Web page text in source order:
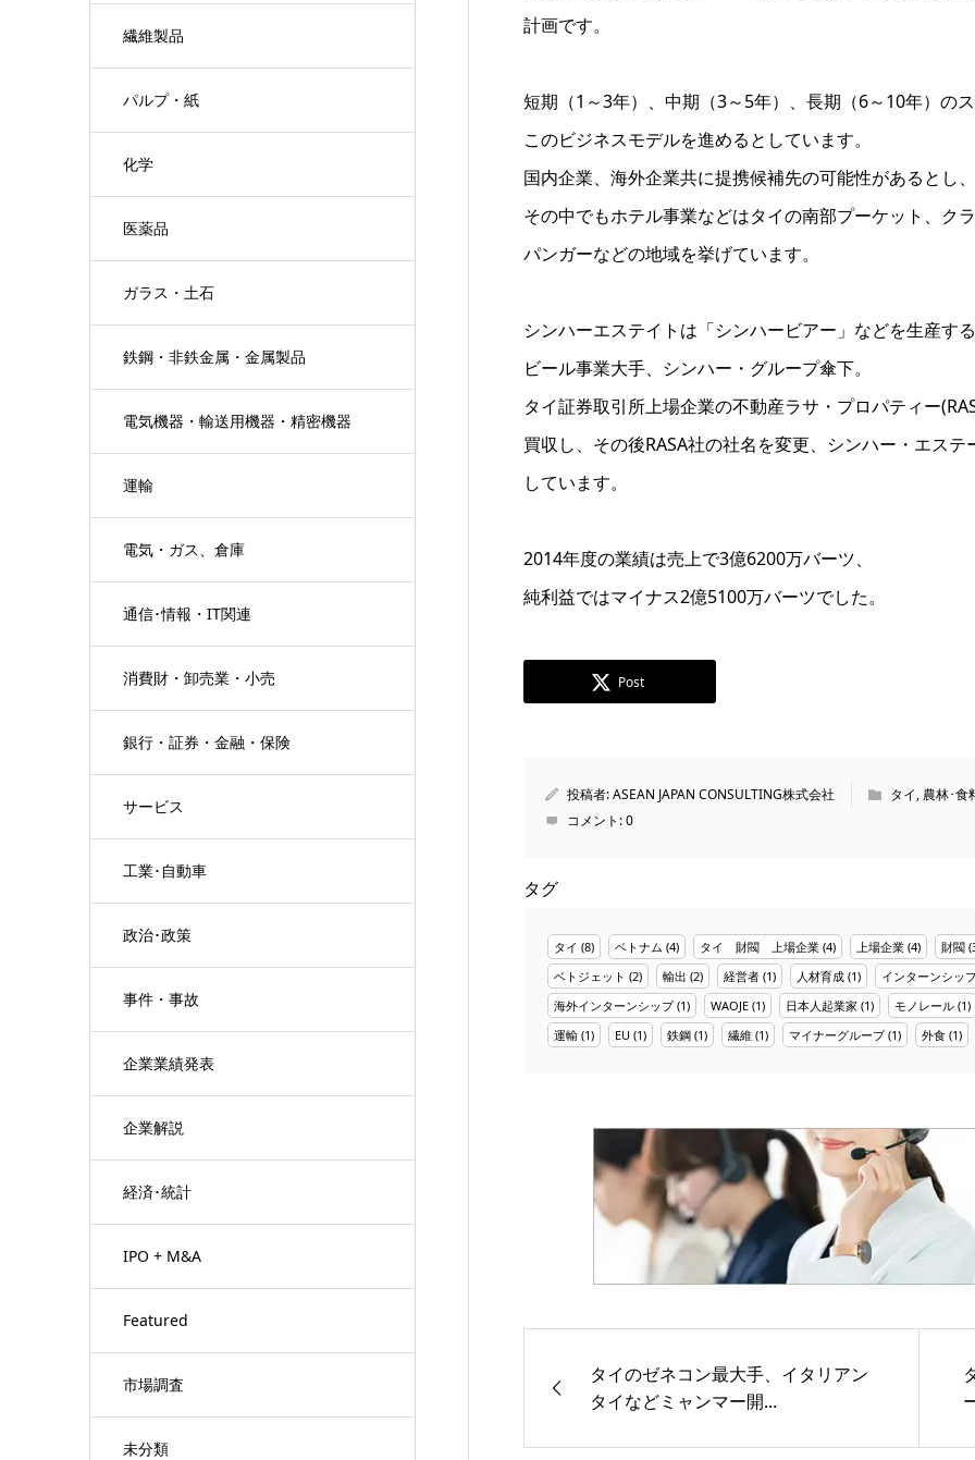
繊維製品
パルプ・紙
化学
医薬品
ガラス・土石
鉄鋼・非鉄金属・金属製品
電気機器・輸送用機器・精密機器
運輸
電気・ガス、倉庫
通信･情報・IT関連
消費財・卸売業・小売
銀行・証券・金融・保険
サービス
工業･自動車
政治･政策
事件・事故
企業業績発表
企業解説
経済･統計
IPO + M&A
Featured
市場調査
未分類
計画です。
短期（1～3年）、中期（3～5年）、長期（6～10年）の
このビジネスモデルを進めるとしています。
国内企業、海外企業共に提携候補先の可能性があるとし、
その中でもホテル事業などはタイの南部プーケット、ク
パンガーなどの地域を挙げています。
シンハーエステイトは「シンハービアー」などを生産する
ビール事業大手、シンハー・グループ傘下。
タイ証券取引所上場企業の不動産ラサ・プロパティー
買収し、その後RASA社の社名を変更、シンハー・エステ
しています。
2014年度の業績は売上で3億6200万バーツ、
純利益ではマイナス2億5100万バーツでした。
Post
投稿者:ASEAN JAPAN CONSULTING株式会社 タイ, 農林･食
コメント:0
タグ
タイ (8) ベトナム (4) タイ 財閥 上場企業 (4) 上場企業 (4) 財閥
ベトジェット (2) 輸出 (2) 経営者 (1) 人材育成 (1)
インターンシッ
海外インターンシップ(1) WAOJE (1) 日本人起業家 (1) モノレール (1)
運輸 (1) EU (1) 鉄鋼 (1) 繊維 (1) マイナーグループ(1) 外食 (1)
タイのゼネコン最大手、イタリアン
タイなどミャンマー開...